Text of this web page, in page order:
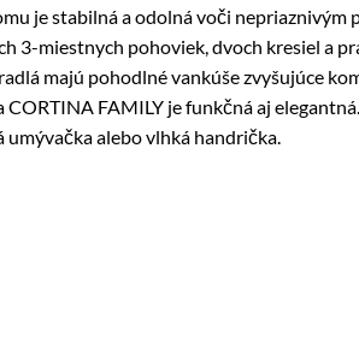
je stabilná a odolná voči nepriaznivým
3-miestnych pohoviek, dvoch kresiel a
majú pohodlné vankúše zvyšujúce
FAMILY je funkčná aj
alebo vlhká handrička.